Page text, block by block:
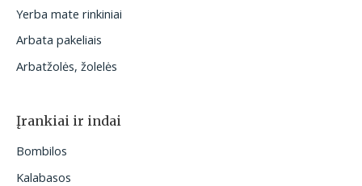
Yerba mate rinkiniai
Arbata pakeliais
Arbatžolės, žolelės
Įrankiai ir indai
Bombilos
Kalabasos